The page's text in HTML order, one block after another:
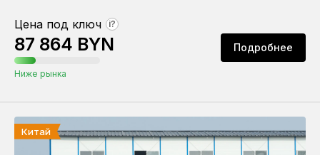
Цена под ключ ?
87 864 BYN
Ниже рынка
Подробнее
Китай